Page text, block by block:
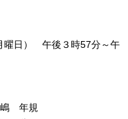
日） 午後３時57分～午
規